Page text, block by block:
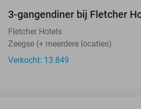
3-gangendiner bij Fletcher
Fletcher Hotels
Zeegse (+ meerdere locaties)
Verkocht: 13.849